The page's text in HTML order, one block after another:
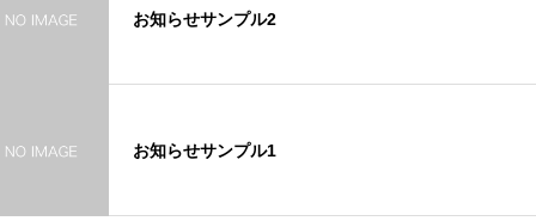
お知らせサンプル2
お知らせサンプル1